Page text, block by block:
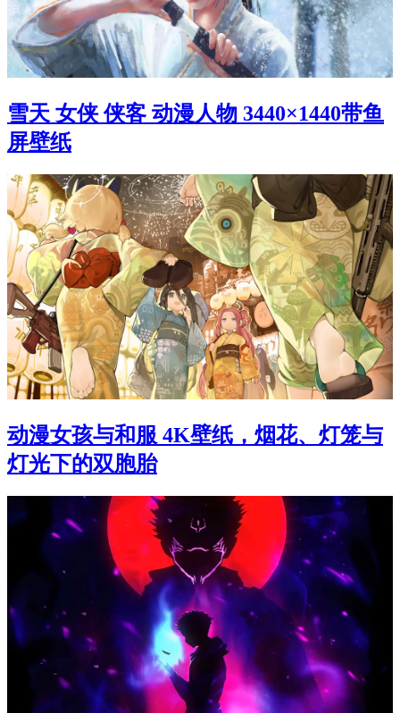
雪天 女侠 侠客 动漫人物 3440×1440带鱼
屏壁纸
动漫女孩与和服 4K壁纸，烟花、灯笼与
灯光下的双胞胎